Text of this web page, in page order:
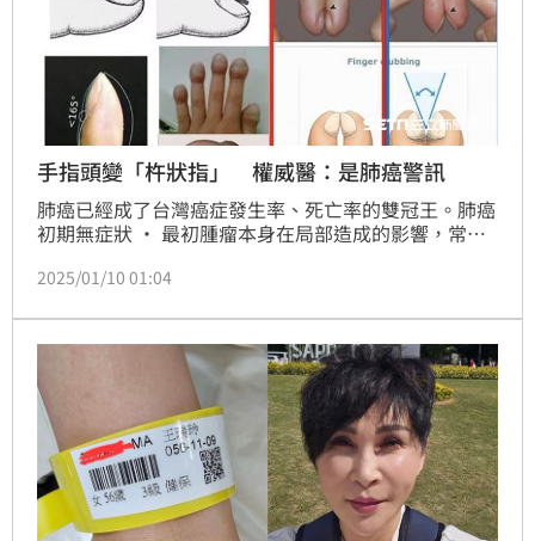
手指頭變「杵狀指」 權威醫：是肺癌警訊
肺癌已經成了台灣癌症發生率、死亡率的雙冠王。肺癌
初期無症狀 · 最初腫瘤本身在局部造成的影響，常有
任何明霖醫師表示，肺癌的症狀會因腫瘤的所在位置而
等呼吸道症狀、胸痛、體重減輕等，另外提醒大家注意
的是，若出現指甲杵狀指時也務必提高警覺，這很可能
是肺癌警訊之一。
2025/01/10 01:04